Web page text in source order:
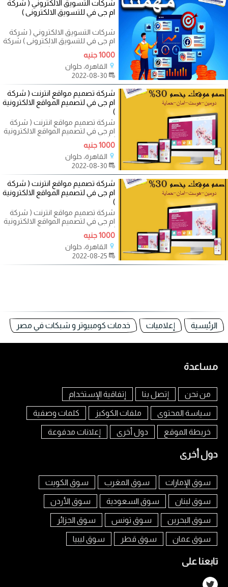
شركات التسويق الالكتروني ( شركة
ام جى في للتسويق الالكترونى )
شركات التسويق الالكتروني ( شركة
ام جى في للتسويق الالكترونى ) شركة
ام جى فى من كبري الشركات
1000 جنيه
القاهرة، حلوان
شركة تصميم مواقع انترنت ( شركة
ام جى في لتصميم المواقع الالكترونية
)
شركة تصميم مواقع انترنت ( شركة
ام جى في لتصميم المواقع الالكترونية
) شركة ام جى في من افضل
1000 جنيه
القاهرة، حلوان
شركة تصميم مواقع انترنت ( شركة
ام جى في لتصميم المواقع الالكترونية
)
شركة تصميم مواقع انترنت ( شركة
ام جى في لتصميم المواقع الالكترونية
) شركة ام جى في من افضل
1000 جنيه
القاهرة، حلوان
الرئيسية إعلاميات خدمات كومبيوتر و شبكات في مصر
مساعدة
من نحن إتصل بنا إتفاقية الإستخدام
سياسة المحتوى ملفات الكوكيز كلمات وصفية
خريطة الموقع دول أخرى إعلانات مدفوعة
دول أخرى
سوق الإمارات سوق المغرب سوق الكويت
سوق لبنان سوق السعودية سوق الأردن
سوق البحرين سوق تونس سوق الجزائر
سوق عمان سوق قطر سوق ليبيا
تابعنا على